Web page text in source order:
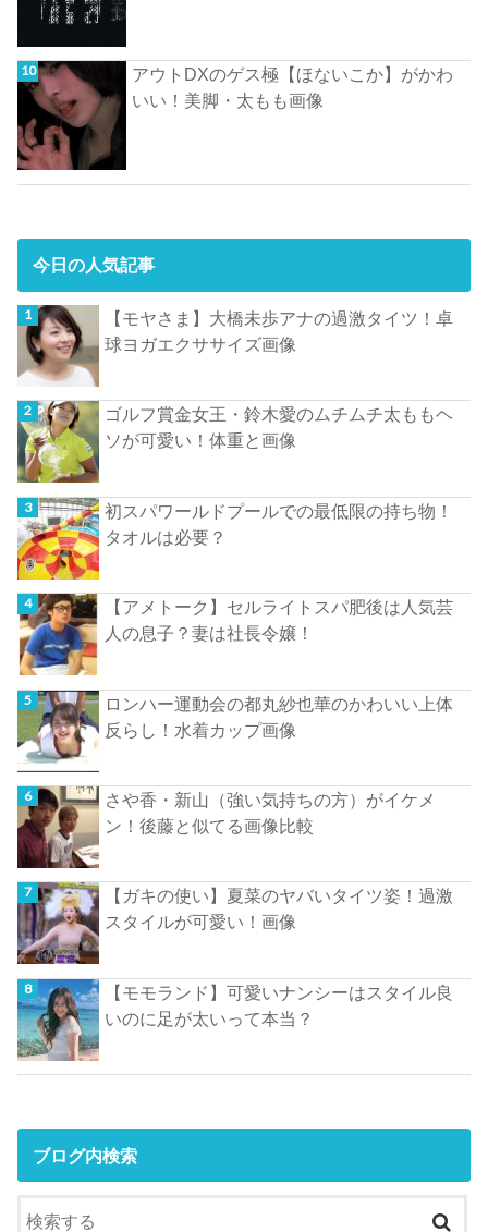
アウトDXのゲス極【ほないこか】がかわ
いい！美脚・太もも画像
今日の人気記事
【モヤさま】大橋未歩アナの過激タイツ！卓
球ヨガエクササイズ画像
ゴルフ賞金女王・鈴木愛のムチムチ太ももヘ
ソが可愛い！体重と画像
初スパワールドプールでの最低限の持ち物！
タオルは必要？
【アメトーク】セルライトスパ肥後は人気芸
人の息子？妻は社長令嬢！
ロンハー運動会の都丸紗也華のかわいい上体
反らし！水着カップ画像
さや香・新山（強い気持ちの方）がイケメ
ン！後藤と似てる画像比較
【ガキの使い】夏菜のヤバいタイツ姿！過激
スタイルが可愛い！画像
【モモランド】可愛いナンシーはスタイル良
いのに足が太いって本当？
ブログ内検索